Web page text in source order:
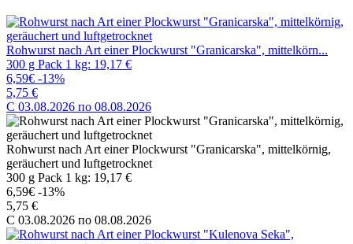
Rohwurst nach Art einer Plockwurst "Granicarska", mittelkörn...
300 g Pack 1 kg: 19,17 €
6,59€ -13%
5,75 €
C 03.08.2026 по 08.08.2026
Rohwurst nach Art einer Plockwurst "Granicarska", mittelkörnig,
geräuchert und luftgetrocknet
300 g Pack 1 kg: 19,17 €
6,59€ -13%
5,75 €
C 03.08.2026 по 08.08.2026